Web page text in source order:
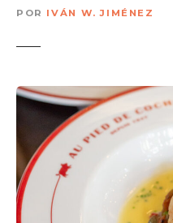
POR IVÁN W. JIMÉNEZ